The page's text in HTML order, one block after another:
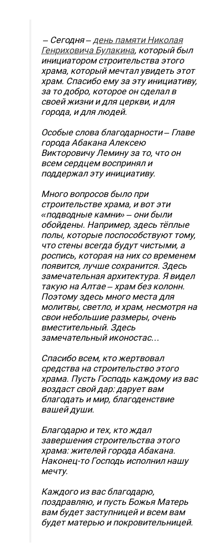
– Сегодня – день памяти Николая
Генриховича Булакина, который был
инициатором строительства этого
храма, который мечтал увидеть этот
храм. Спасибо ему за эту инициативу,
за то добро, которое он сделал в
своей жизни и для церкви, и для
города, и для людей.
Особые слова благодарности – Главе
города Абакана Алексею
Викторовичу Лемину за то, что он
всем сердцем воспринял и
поддержал эту инициативу.
Много вопросов было при
строительстве храма, и вот эти
«подводные камни» – они были
обойдены. Например, здесь тёплые
полы, которые поспособствуют тому,
что стены всегда будут чистыми, а
роспись, которая на них со временем
появится, лучше сохранится. Здесь
замечательная архитектура. Я видел
такую на Алтае – храм без колонн.
Поэтому здесь много места для
молитвы, светло, и храм, несмотря на
свои небольшие размеры, очень
вместительный. Здесь
замечательный иконостас…
Спасибо всем, кто жертвовал
средства на строительство этого
храма. Пусть Господь каждому из вас
воздаст свой дар: дарует вам
благодать и мир, благоденствие
вашей души.
Благодарю и тех, кто ждал
завершения строительства этого
храма: жителей города Абакана.
Наконец-то Господь исполнил нашу
мечту.
Каждого из вас благодарю,
поздравляю, и пусть Божья Матерь
вам будет заступницей и всем вам
будет матерью и покровительницей.